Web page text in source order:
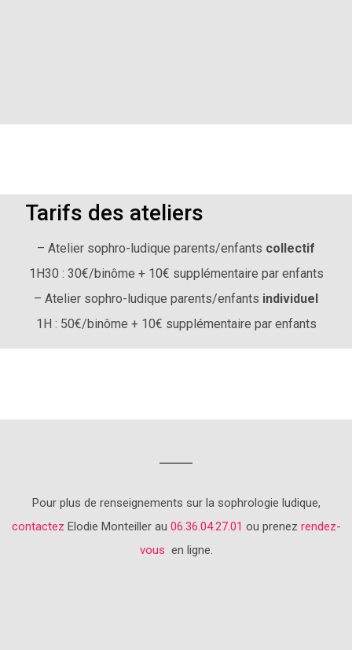
Tarifs des ateliers
– Atelier sophro-ludique parents/enfants collectif
1H30 : 30€/binôme + 10€ supplémentaire par enfants
– Atelier sophro-ludique parents/enfants individuel
1H : 50€/binôme + 10€ supplémentaire par enfants
Pour plus de renseignements sur la sophrologie ludique,
contactez Elodie Monteiller au 06.36.04.27.01 ou prenez rendez-
vous en ligne.